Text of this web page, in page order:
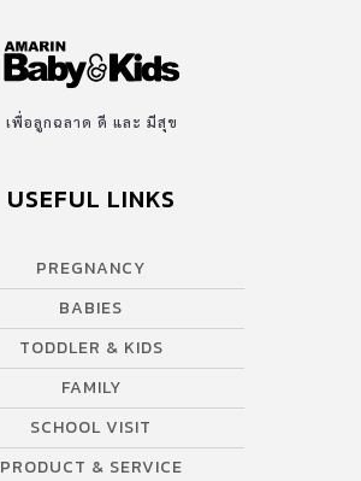
เพื่อลูกฉลาด ดี และ มีสุข
USEFUL LINKS
PREGNANCY
BABIES
TODDLER & KIDS
FAMILY
SCHOOL VISIT
PRODUCT & SERVICE